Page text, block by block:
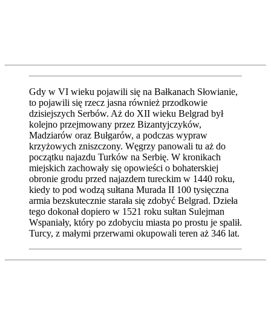
Gdy w VI wieku pojawili się na Bałkanach Słowianie,
to pojawili się rzecz jasna również przodkowie
dzisiejszych Serbów. Aż do XII wieku Belgrad był
kolejno przejmowany przez Bizantyjczyków,
Madziarów oraz Bułgarów, a podczas wypraw
krzyżowych zniszczony. Węgrzy panowali tu aż do
początku najazdu Turków na Serbię. W kronikach
miejskich zachowały się opowieści o bohaterskiej
obronie grodu przed najazdem tureckim w 1440 roku,
kiedy to pod wodzą sułtana Murada II 100 tysięczna
armia bezskutecznie starała się zdobyć Belgrad. Dzieła
tego dokonał dopiero w 1521 roku sułtan Sulejman
Wspaniały, który po zdobyciu miasta po prostu je spalił.
Turcy, z małymi przerwami okupowali teren aż 346 lat.